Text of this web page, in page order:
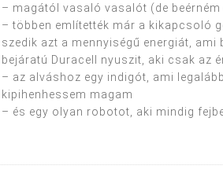
– magától vasaló vasalót (de
– többen említették már a kikapcsoló
szedik azt a mennyiségű energiát,
bejáratú Duracell nyuszit, aki csak az
– az alváshoz egy indigót, ami
kipihenhessem magam
– és egy olyan robotot, aki mindig